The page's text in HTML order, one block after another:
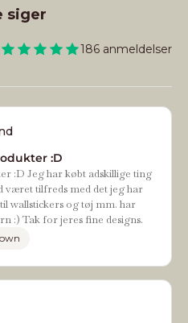
siger
186 anmeldelser
:D
:D Jeg har købt adskillige ting
været tilfreds med det jeg har
wallstickers og tøj mm. har
:) Tak for jeres fine designs.